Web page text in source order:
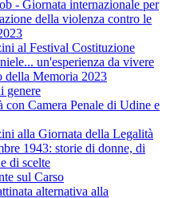
- Giornata internazionale per
della violenza contro le
al Festival Costituzione
un'esperienza da vivere
della Memoria 2023
genere
con Camera Penale di Udine e
alla Giornata della Legalità
1943: storie di donne, di
di scelte
sul Carso
alternativa alla